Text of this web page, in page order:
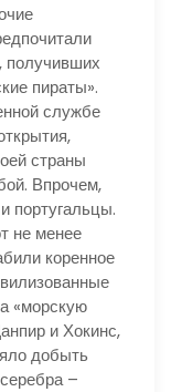
получивших
пираты».
службе
страны
Впрочем,
португальцы.
не менее
коренное
«морскую
и Хокинс,
добыть
–